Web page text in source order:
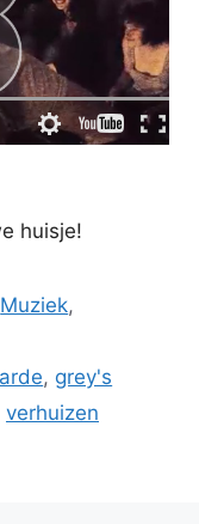
huisje!
Muziek,
, grey's
verhuizen